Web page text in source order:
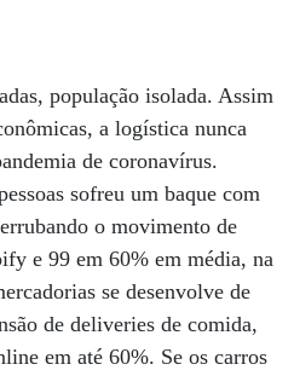
população isolada. Assim
a logística nunca
de coronavírus.
sofreu um baque com
o movimento de
e 99 em 60% em média, na
se desenvolve de
de deliveries de comida,
em até 60%. Se os carros